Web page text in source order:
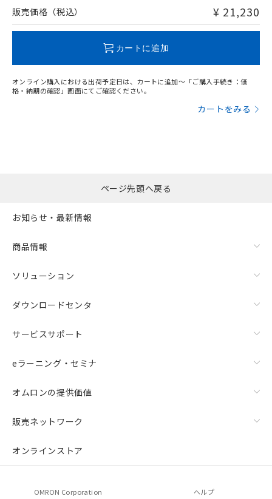
問い合わせください。
販売価格（税込） ¥ 21,230
カートに追加
オンライン購入における出荷予定日は、カートに追加～「ご購入手続き：価
格・納期の確認」画面にてご確認ください。
カートをみる
ページ先頭へ戻る
お知らせ・最新情報
商品情報
ソリューション
ダウンロードセンタ
サービスサポート
eラーニング・セミナ
オムロンの提供価値
販売ネットワーク
オンラインストア
OMRON Corporation ヘルプ